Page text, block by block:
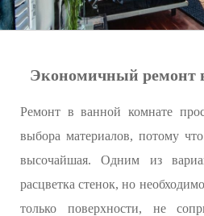
Экономичный ремонт
Ремонт в ванной комнате
выбора материалов, потому
высочайшая. Одним из
расцветка стенок, но
только поверхности, не